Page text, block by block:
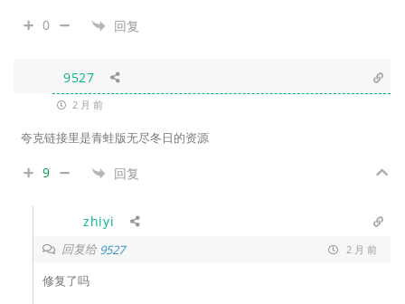
0 回复
9527
2 月 前
夸克链接里是青蛙版无尽冬日的资源
9 回复
zhiyi
回复给9527 2 月 前
修复了吗